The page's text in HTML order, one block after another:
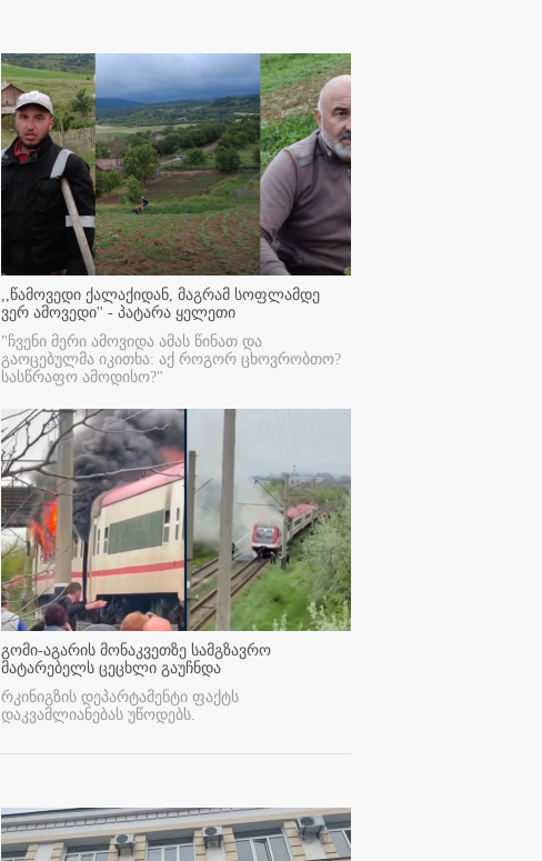
,,წამოვედი ქალაქიდან, მაგრამ სოფლამდე
ვერ ამოვედი'' - პატარა ყელეთი
"ჩვენი მერი ამოვიდა ამას წინათ და
გაოცებულმა იკითხა: აქ როგორ ცხოვრობთო?
სასწრაფო ამოდისო?"
გომი-აგარის მონაკვეთზე სამგზავრო
მატარებელს ცეცხლი გაუჩნდა
რკინიგზის დეპარტამენტი ფაქტს
დაკვამლიანებას უწოდებს.